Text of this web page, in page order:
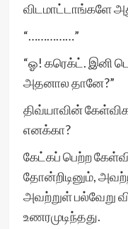
விடமாட்டாங்களே
“……………”
“ஓ! கரெக்ட். இனி
அதனால தானே?”
திவ்யாவின்
எனக்கா?
கேட்கப் பெற்ற
தோன்றிடினும்,
அவற்றுள் பல்வேறு
உணரமுடிந்தது.